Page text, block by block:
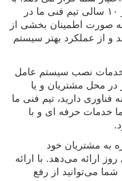
توجه به تجربه بیش از ۱۰ سالی تیم فنی ما در
به صورت اطمینان بخشی از
و از عملکرد بهتر سیستم
خدمات نصب سیستم عامل
در محل مشتریان و یا
دارید، تیم فنی ما
خدمات حرفه ای و با
به مشتریان خود
ارائه می‌دهد. با ارائه
می‌توانید از رفع